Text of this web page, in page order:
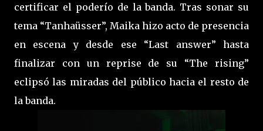
certificar el poderío de la banda. Tras sonar su
tema “Tanhaüsser”, Maika hizo acto de presencia
en escena y desde ese “Last answer” hasta
finalizar con un reprise de su “The rising”
eclipsó las miradas del público hacia el resto de
la banda.